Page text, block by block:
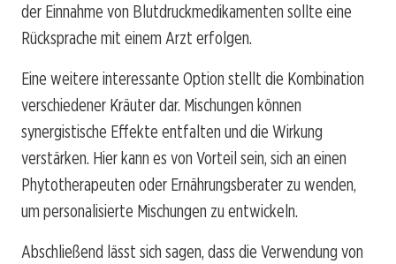
der Einnahme von Blutdruckmedikamenten sollte eine
Rücksprache mit einem Arzt erfolgen.
Eine weitere interessante Option stellt die Kombination
verschiedener Kräuter dar. Mischungen können
synergistische Effekte entfalten und die Wirkung
verstärken. Hier kann es von Vorteil sein, sich an einen
Phytotherapeuten oder Ernährungsberater zu wenden,
um personalisierte Mischungen zu entwickeln.
Abschließend lässt sich sagen, dass die Verwendung von